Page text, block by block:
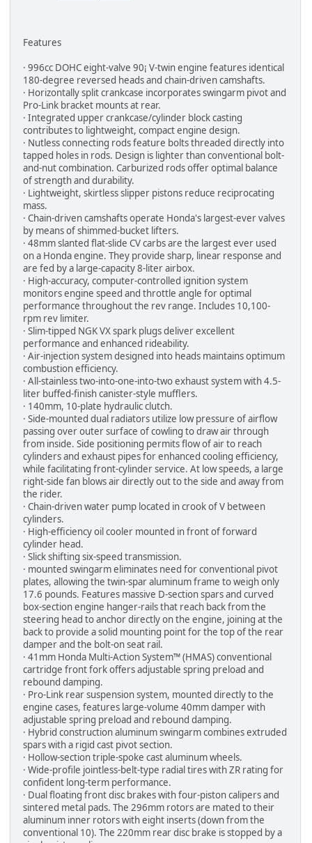
Features
· 996cc DOHC eight-valve 90¡ V-twin engine features identical
180-degree reversed heads and chain-driven camshafts.
· Horizontally split crankcase incorporates swingarm pivot and
Pro-Link bracket mounts at rear.
· Integrated upper crankcase/cylinder block casting
contributes to lightweight, compact engine design.
· Nutless connecting rods feature bolts threaded directly into
tapped holes in rods. Design is lighter than conventional bolt-
and-nut combination. Carburized rods offer optimal balance
of strength and durability.
· Lightweight, skirtless slipper pistons reduce reciprocating
mass.
· Chain-driven camshafts operate Honda's largest-ever valves
by means of shimmed-bucket lifters.
· 48mm slanted flat-slide CV carbs are the largest ever used
on a Honda engine. They provide sharp, linear response and
are fed by a large-capacity 8-liter airbox.
· High-accuracy, computer-controlled ignition system
monitors engine speed and throttle angle for optimal
performance throughout the rev range. Includes 10,100-
rpm rev limiter.
· Slim-tipped NGK VX spark plugs deliver excellent
performance and enhanced rideability.
· Air-injection system designed into heads maintains optimum
combustion efficiency.
· All-stainless two-into-one-into-two exhaust system with 4.5-
liter buffed-finish canister-style mufflers.
· 140mm, 10-plate hydraulic clutch.
· Side-mounted dual radiators utilize low pressure of airflow
passing over outer surface of cowling to draw air through
from inside. Side positioning permits flow of air to reach
cylinders and exhaust pipes for enhanced cooling efficiency,
while facilitating front-cylinder service. At low speeds, a large
right-side fan blows air directly out to the side and away from
the rider.
· Chain-driven water pump located in crook of V between
cylinders.
· High-efficiency oil cooler mounted in front of forward
cylinder head.
· Slick shifting six-speed transmission.
· mounted swingarm eliminates need for conventional pivot
plates, allowing the twin-spar aluminum frame to weigh only
17.6 pounds. Features massive D-section spars and curved
box-section engine hanger-rails that reach back from the
steering head to anchor directly on the engine, joining at the
back to provide a solid mounting point for the top of the rear
damper and the bolt-on seat rail.
· 41mm Honda Multi-Action System™ (HMAS) conventional
cartridge front fork offers adjustable spring preload and
rebound damping.
· Pro-Link rear suspension system, mounted directly to the
engine cases, features large-volume 40mm damper with
adjustable spring preload and rebound damping.
· Hybrid construction aluminum swingarm combines extruded
spars with a rigid cast pivot section.
· Hollow-section triple-spoke cast aluminum wheels.
· Wide-profile jointless-belt-type radial tires with ZR rating for
confident long-term performance.
· Dual floating front disc brakes with four-piston calipers and
sintered metal pads. The 296mm rotors are mated to their
aluminum inner rotors with eight inserts (down from the
conventional 10). The 220mm rear disc brake is stopped by a